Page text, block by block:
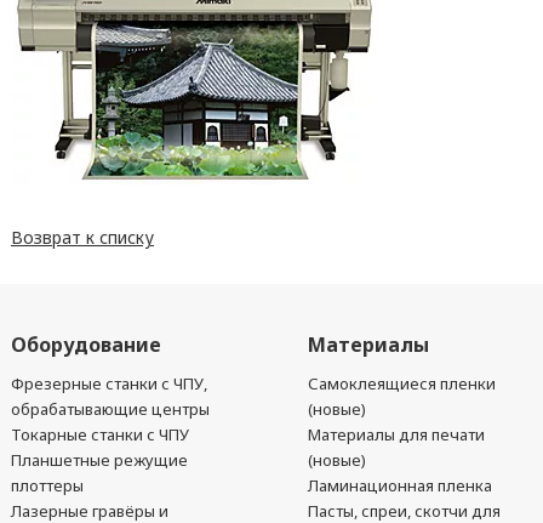
Возврат к списку
Оборудование
Фрезерные станки с ЧПУ,
обрабатывающие центры
Токарные станки с ЧПУ
Планшетные режущие
плоттеры
Лазерные гравёры и
Материалы
Самоклеящиеся пленки
(новые)
Материалы для печати
(новые)
Ламинационная пленка
Пасты, спреи, скотчи для